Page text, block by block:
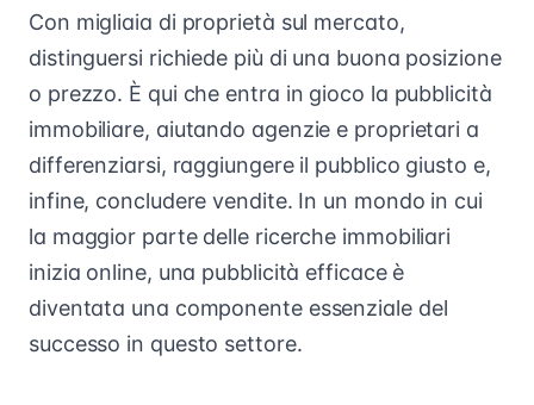
Con migliaia di proprietà sul mercato,
distinguersi richiede più di una buona posizione
o prezzo. È qui che entra in gioco la pubblicità
immobiliare, aiutando agenzie e proprietari a
differenziarsi, raggiungere il pubblico giusto e,
infine, concludere vendite. In un mondo in cui
la maggior parte delle ricerche immobiliari
inizia online, una pubblicità efficace è
diventata una componente essenziale del
successo in questo settore.